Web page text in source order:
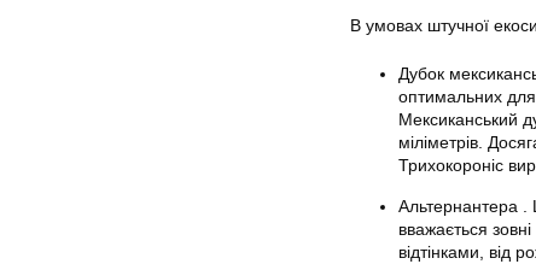
В умовах штучної
Дубок
оптимальних для
Мексиканський
міліметрів.
Трихокороніс
Альтернантера .
вважається
відтінками, від